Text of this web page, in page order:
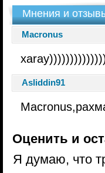
Мнения и
Macronus
Asliddin91
Оценить и
Я думаю, что